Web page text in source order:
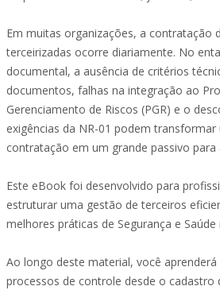
Em muitas organizações, a contratação
terceirizadas ocorre diariamente. No
documental, a ausência de critérios
documentos, falhas na integração ao
Gerenciamento de Riscos (PGR) e o
exigências da NR-01 podem transformar
contratação em um grande passivo para
Este eBook foi desenvolvido para
estruturar uma gestão de terceiros
melhores práticas de Segurança e Saúde
Ao longo deste material, você
processos de controle desde o cadastro